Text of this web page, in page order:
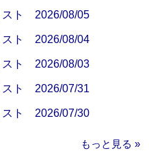
スト 2026/08/05
スト 2026/08/04
スト 2026/08/03
スト 2026/07/31
スト 2026/07/30
もっと見る »